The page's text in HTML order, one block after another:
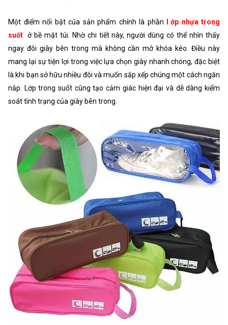
Một điểm nổi bật của sản phẩm chính là phần l ớp nhựa trong
suốt ở bề mặt túi. Nhờ chi tiết này, người dùng có thể nhìn thấy
ngay đôi giày bên trong mà không cần mở khóa kéo. Điều này
mang lại sự tiện lợi trong việc lựa chọn giày nhanh chóng, đặc biệt
là khi bạn sở hữu nhiều đôi và muốn sắp xếp chúng một cách ngăn
nắp. Lớp trong suốt cũng tạo cảm giác hiện đại và dễ dàng kiểm
soát tình trạng của giày bên trong.